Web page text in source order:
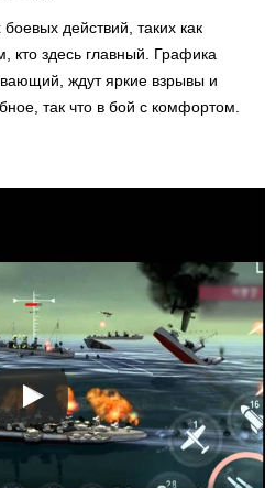
действий, таких как
кто здесь главный. Графика
ждут яркие взрывы и
так что в бой с комфортом.